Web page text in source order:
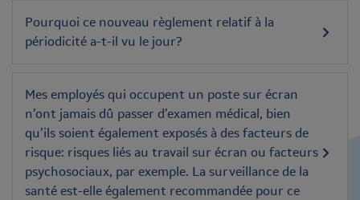
Pourquoi ce nouveau règlement relatif à la
périodicité a-t-il vu le jour?
Mes employés qui occupent un poste sur écran
n’ont jamais dû passer d’examen médical, bien
qu’ils soient également exposés à des facteurs de
risque: risques liés au travail sur écran ou facteurs
psychosociaux, par exemple. La surveillance de la
santé est-elle également recommandée pour ce